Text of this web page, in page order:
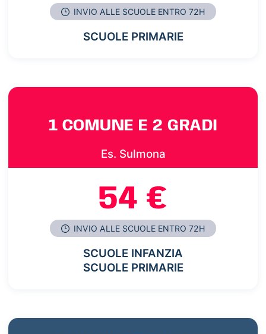
INVIO ALLE SCUOLE ENTRO 72H
SCUOLE PRIMARIE
1 COMUNE E 2 GRADI
Es. Sulmona
54 €
INVIO ALLE SCUOLE ENTRO 72H
SCUOLE INFANZIA
SCUOLE PRIMARIE